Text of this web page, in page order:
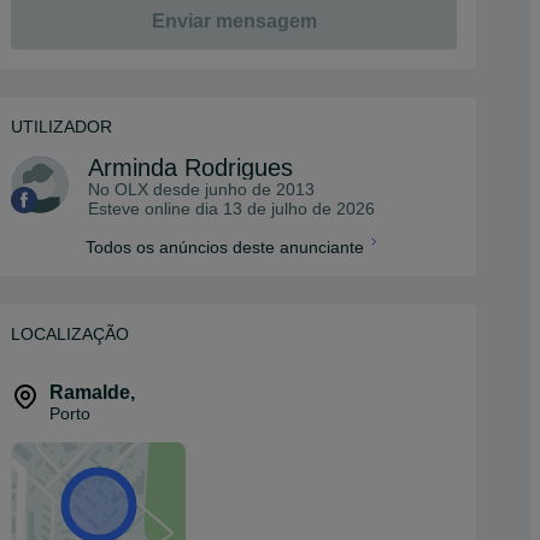
Enviar mensagem
UTILIZADOR
Arminda Rodrigues
No OLX desde junho de 2013
Esteve online dia 13 de julho de 2026
Todos os anúncios deste anunciante
LOCALIZAÇÃO
Ramalde,
Porto